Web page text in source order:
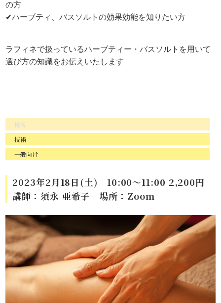
の方
✔ハーブティ、バスソルトの効果効能を知りたい方
ラフィネで扱っているハーブティー・バスソルトを用いて
選び方の知識をお伝えいたします
接客
技術
一般向け
2023年2月18日(土) 10:00～11:00 2,200円
講師：須永 亜希子 場所：Zoom